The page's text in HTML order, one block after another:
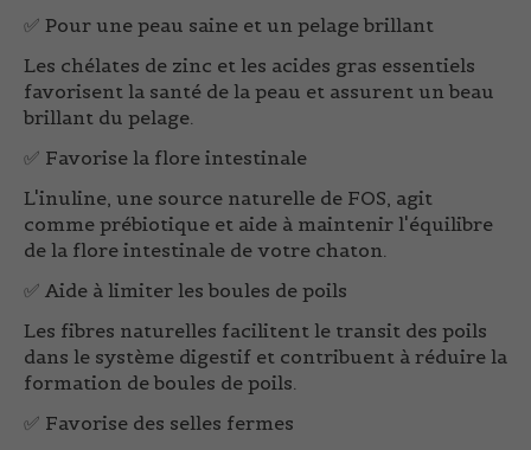
✅ Pour une peau saine et un pelage brillant
Les chélates de zinc et les acides gras essentiels
favorisent la santé de la peau et assurent un beau
brillant du pelage.
✅ Favorise la flore intestinale
L'inuline, une source naturelle de FOS, agit
comme prébiotique et aide à maintenir l'équilibre
de la flore intestinale de votre chaton.
✅ Aide à limiter les boules de poils
Les fibres naturelles facilitent le transit des poils
dans le système digestif et contribuent à réduire la
formation de boules de poils.
✅ Favorise des selles fermes